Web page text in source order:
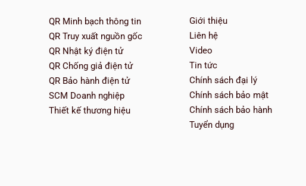
QR Minh bạch thông tin
QR Truy xuất nguồn gốc
QR Nhật ký điện tử
QR Chống giả điện tử
QR Bảo hành điện tử
SCM Doanh nghiệp
Thiết kế thương hiệu
Giới thiệu
Liên hệ
Video
Tin tức
Chính sách đại lý
Chính sách bảo mật
Chính sách bảo hành
Tuyển dụng